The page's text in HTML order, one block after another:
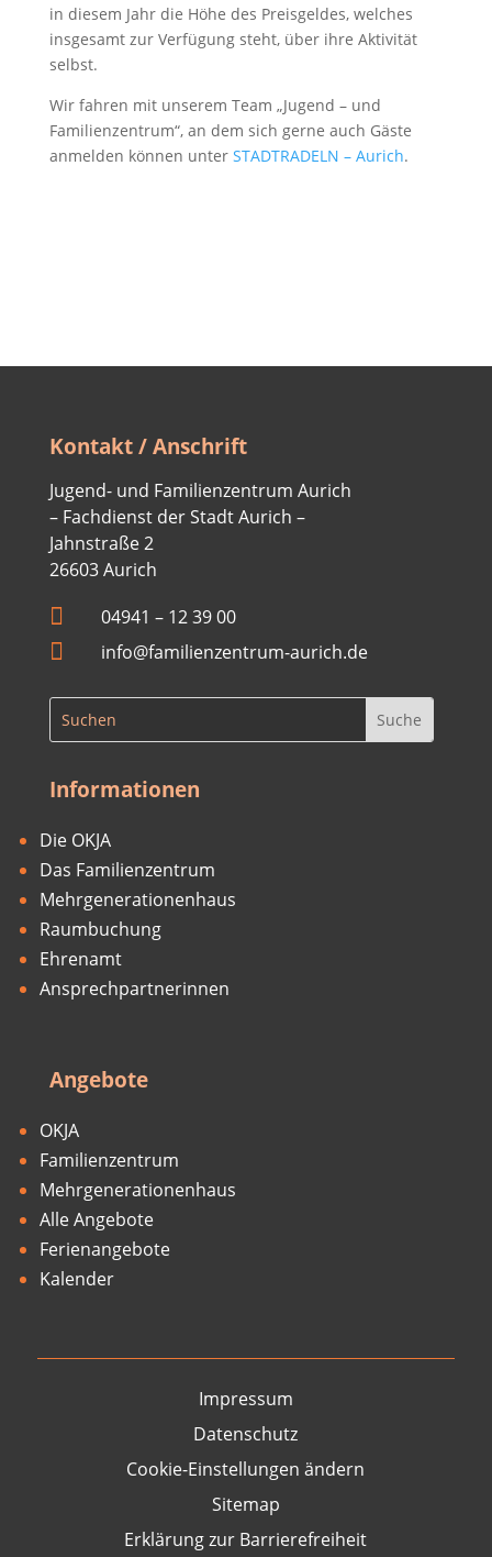
in diesem Jahr die Höhe des Preisgeldes, welches
insgesamt zur Verfügung steht, über ihre Aktivität
selbst.
Wir fahren mit unserem Team „Jugend – und
Familienzentrum“, an dem sich gerne auch Gäste
anmelden können unter STADTRADELN – Aurich.
Kontakt / Anschrift
Jugend- und Familienzentrum Aurich
– Fachdienst der Stadt Aurich –
Jahnstraße 2
26603 Aurich
 04941 – 12 39 00
 info@familienzentrum-aurich.de
Informationen
Die OKJA
Das Familienzentrum
Mehrgenerationenhaus
Raumbuchung
Ehrenamt
Ansprechpartnerinnen
Angebote
OKJA
Familienzentrum
Mehrgenerationenhaus
Alle Angebote
Ferienangebote
Kalender
Impressum
Datenschutz
Cookie-Einstellungen ändern
Sitemap
Erklärung zur Barrierefreiheit